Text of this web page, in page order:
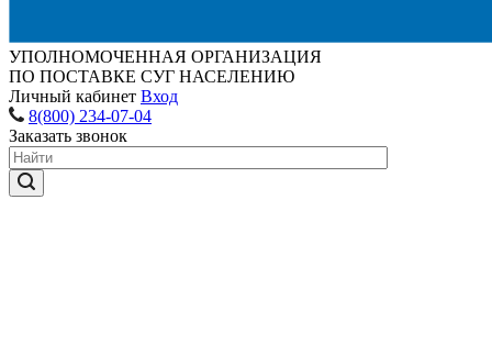
УПОЛНОМОЧЕННАЯ ОРГАНИЗАЦИЯ
ПО ПОСТАВКЕ СУГ НАСЕЛЕНИЮ
Личный кабинет Вход
8(800) 234-07-04
Заказать звонок